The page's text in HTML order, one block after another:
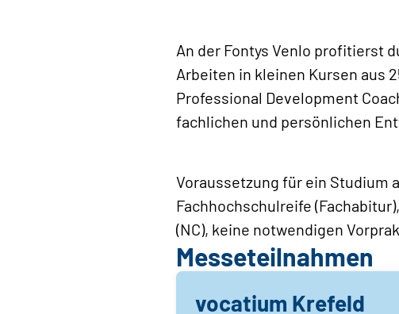
An der Fontys Venlo profitierst
Arbeiten in kleinen Kursen aus
Professional Development
fachlichen und persönlichen
Voraussetzung für ein Studium
Fachhochschulreife
(NC), keine notwendigen
Messeteilnahmen
vocatium Krefeld